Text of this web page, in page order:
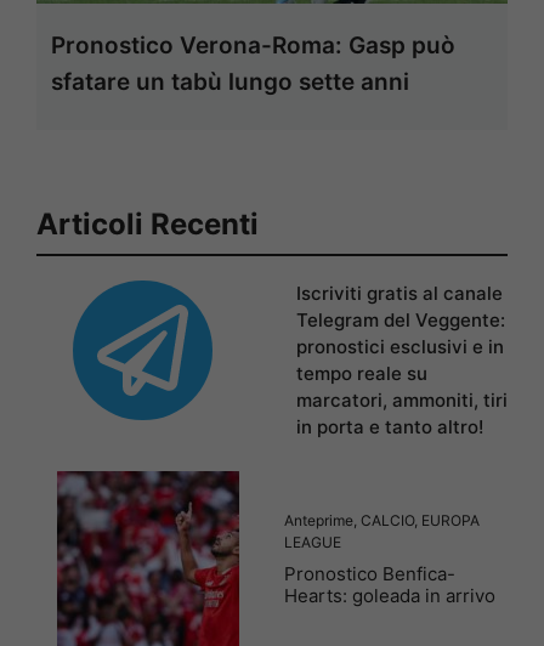
Pronostico Verona-Roma: Gasp può
sfatare un tabù lungo sette anni
Articoli Recenti
Iscriviti gratis al canale
Telegram del Veggente:
pronostici esclusivi e in
tempo reale su
marcatori, ammoniti, tiri
in porta e tanto altro!
Anteprime, CALCIO, EUROPA
LEAGUE
Pronostico Benfica-
Hearts: goleada in arrivo